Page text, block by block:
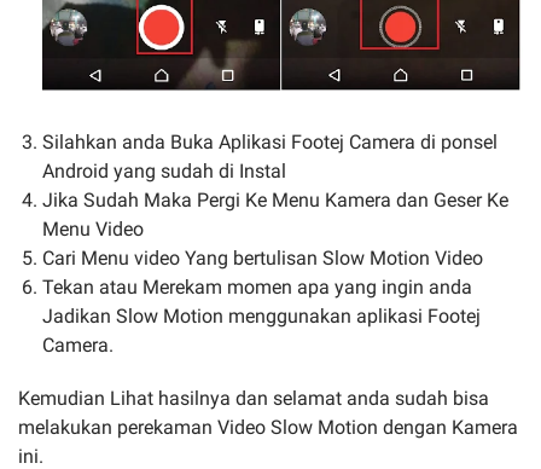
Silahkan anda Buka Aplikasi Footej Camera di ponsel
Android yang sudah di Instal
Jika Sudah Maka Pergi Ke Menu Kamera dan Geser Ke
Menu Video
Cari Menu video Yang bertulisan Slow Motion Video
Tekan atau Merekam momen apa yang ingin anda
Jadikan Slow Motion menggunakan aplikasi Footej
Camera.
Kemudian Lihat hasilnya dan selamat anda sudah bisa
melakukan perekaman Video Slow Motion dengan Kamera
ini.